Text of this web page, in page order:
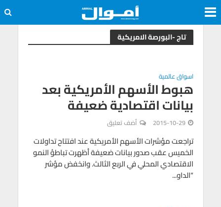
تاج -البورصة الامريكية
اسواق عالمية
هبوط الأسهم الأمريكية بعد
بيانات اقتصادية ضعيفة
2015-10-29 أضف تعليق
تراجعت مؤشرات الأسهم الأمريكية عند افتتاح تداولات
الخميس عقب صدور بيانات ضعيفة أظهرت تباطؤ النمو
الاقتصادي المحلي في الربع الثالث. وانخفض مؤشر
“الداو...